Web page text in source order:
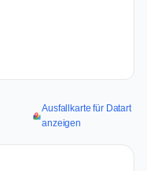
Ausfallkarte für Datart
anzeigen